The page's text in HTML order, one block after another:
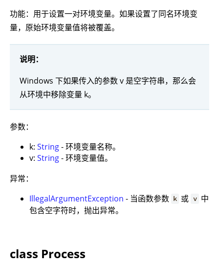
功能：用于设置一对环境变量。如果设置了同名环境变
量，原始环境变量值将被覆盖。
说明：
Windows 下如果传入的参数 v 是空字符串，那么会
从环境中移除变量 k。
参数：
k: String- 环境变量名称。
v: String- 环境变量值。
异常：
IllegalArgumentException - 当函数参数 k 或 v 中
包含空字符时，抛出异常。
class Process